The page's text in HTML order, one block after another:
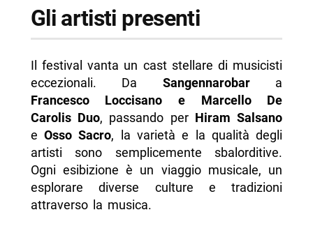
Gli artisti presenti
Il festival vanta un cast stellare di musicisti
eccezionali. Da Sangennarobara
Francesco Loccisano e Marcello De
Carolis Duo, passando per Hiram Salsano
eOsso Sacro, la varietà e la qualità degli
artisti sono semplicemente sbalorditive.
Ogni esibizione è un viaggio musicale, un
esplorare diverse culture e tradizioni
attraverso la musica.